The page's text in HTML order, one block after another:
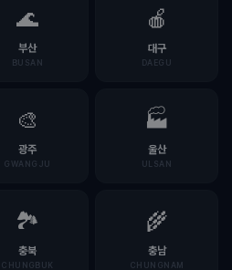
🌊
부산
BUSAN
🍎
대구
DAEGU
🎨
광주
GWANGJU
🏭
울산
ULSAN
🏞️
충북
CHUNGBUK
🌾
충남
CHUNGNAM